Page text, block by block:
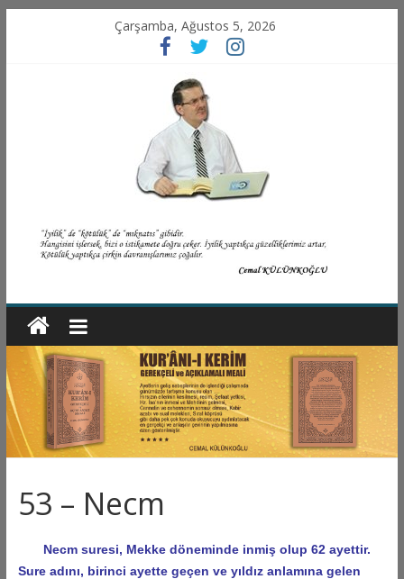
Çarşamba, Ağustos 5, 2026
53 – Necm
Necm suresi, Mekke döneminde inmiş olup 62 ayettir.
Sure adını, birinci ayette geçen ve yıldız anlamına gelen